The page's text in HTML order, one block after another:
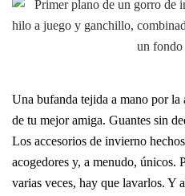
Una bufanda tejida a mano por
de tu mejor amiga. Guantes sin
Los accesorios de invierno
acogedores y, a menudo, únicos.
varias veces, hay que lavarlos. Y